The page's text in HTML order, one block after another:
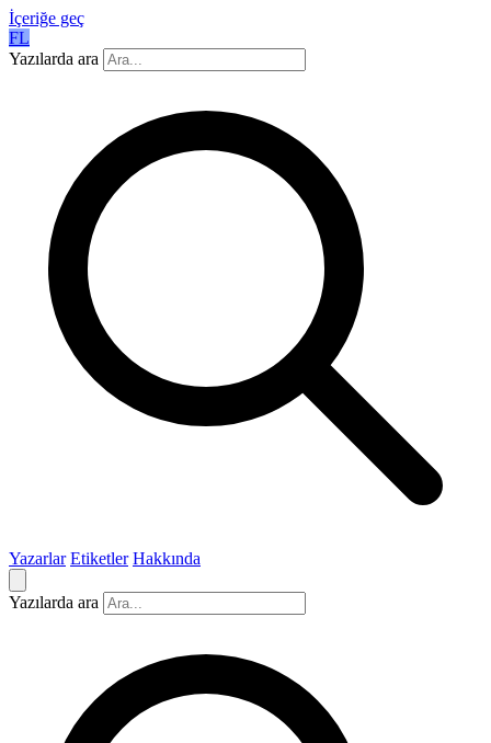
İçeriğe geç
FL
Yazılarda ara
Yazarlar Etiketler Hakkında
Yazılarda ara